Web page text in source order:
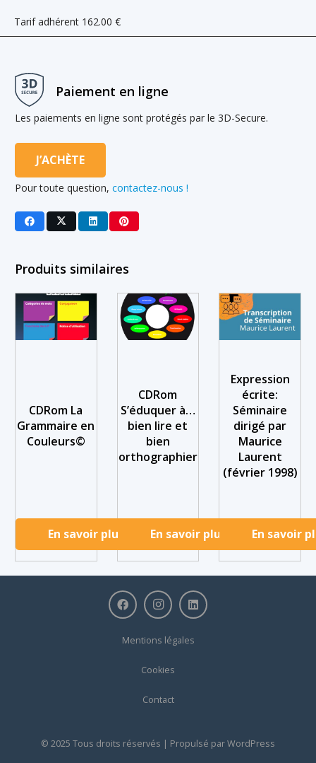
Tarif adhérent 162.00 €
Paiement en ligne
Les paiements en ligne sont protégés par le 3D-Secure.
J’ACHÈTE
Pour toute question, contactez-nous !
Produits similaires
CDRom La
Grammaire en
Couleurs©
En savoir plus
CDRom
S’éduquer à…
bien lire et
bien
orthographier
En savoir plus
Expression
écrite:
Séminaire
dirigé par
Maurice
Laurent
(février 1998)
En savoir
Mentions légales
Cookies
Contact
© 2025 Tous droits réservés | Propulsé parWordPress